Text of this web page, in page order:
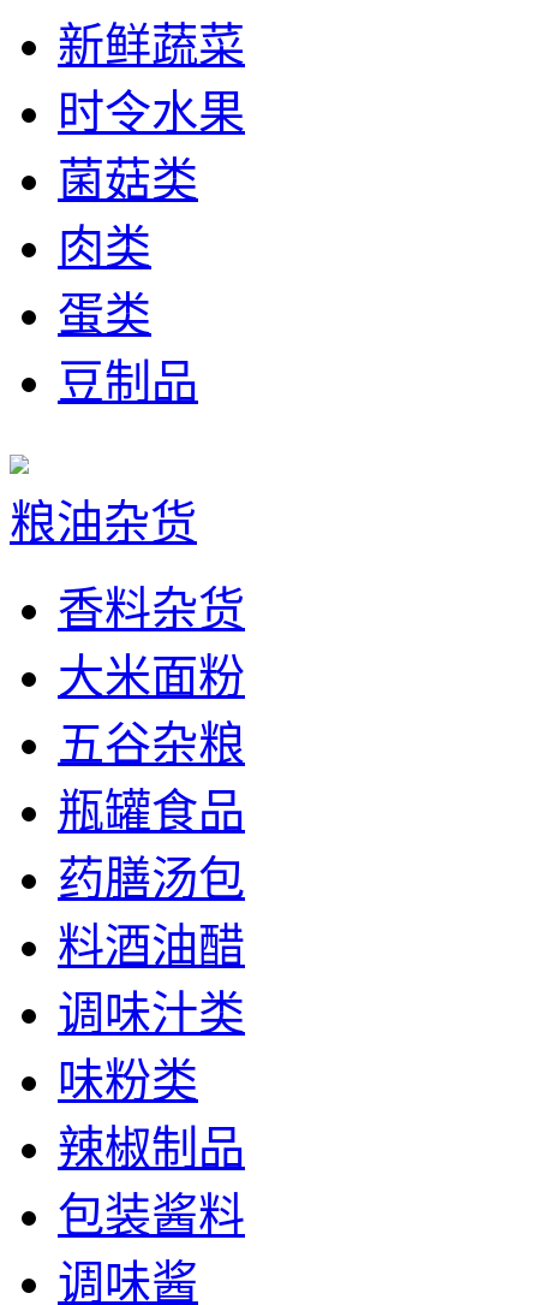
新鲜蔬菜
时令水果
菌菇类
肉类
蛋类
豆制品
粮油杂货
香料杂货
大米面粉
五谷杂粮
瓶罐食品
药膳汤包
料酒油醋
调味汁类
味粉类
辣椒制品
包装酱料
调味酱